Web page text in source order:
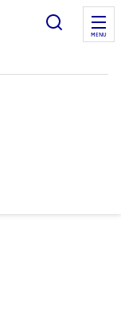
Ouvrir
MENU